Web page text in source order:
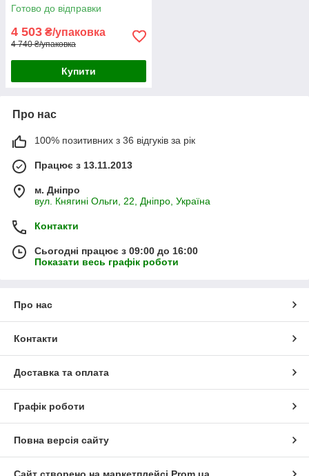
Готово до відправки
4 503 ₴/упаковка
4 740 ₴/упаковка
Купити
Про нас
100% позитивних з 36 відгуків за рік
Працює з 13.11.2013
м. Дніпро
вул. Княгині Ольги, 22, Дніпро, Україна
Контакти
Сьогодні працює з 09:00 до 16:00
Показати весь графік роботи
Про нас
Контакти
Доставка та оплата
Графік роботи
Повна версія сайту